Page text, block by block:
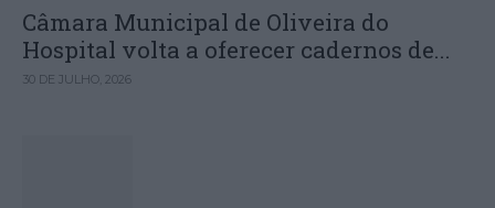
Câmara Municipal de Oliveira do
Hospital volta a oferecer cadernos de...
30 DE JULHO, 2026